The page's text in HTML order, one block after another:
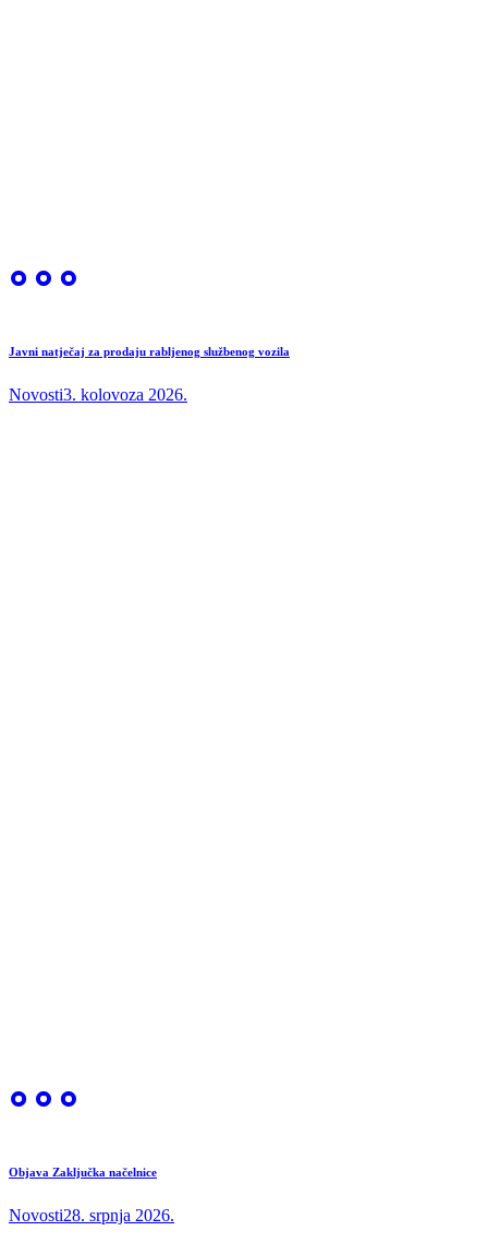
Javni natječaj za prodaju rabljenog službenog vozila
Novosti3. kolovoza 2026.
Objava Zaključka načelnice
Novosti28. srpnja 2026.